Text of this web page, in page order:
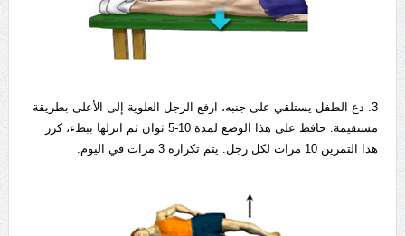
3. دع الطفل يستلقي على جنبه، ارفع الرجل العلوية إلى الأعلى بطريقة
مستقيمة. حافظ على هذا الوضع لمدة 10-5 ثوان ثم انزلها ببطء، كرر
هذا التمرين 10 مرات لكل رجل. يتم تكراره 3 مرات في اليوم.